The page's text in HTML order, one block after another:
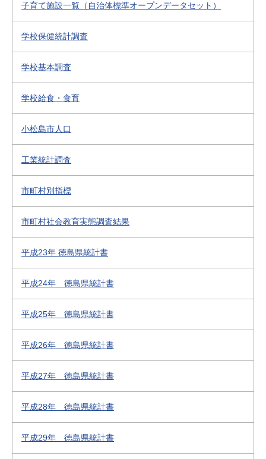
子育て施設一覧（自治体標準オープンデータセット）
学校保健統計調査
学校基本調査
学校給食・食育
小松島市人口
工業統計調査
市町村別指標
市町村社会教育実態調査結果
平成23年 徳島県統計書
平成24年 徳島県統計書
平成25年 徳島県統計書
平成26年 徳島県統計書
平成27年 徳島県統計書
平成28年 徳島県統計書
平成29年 徳島県統計書